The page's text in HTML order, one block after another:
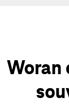
Woran